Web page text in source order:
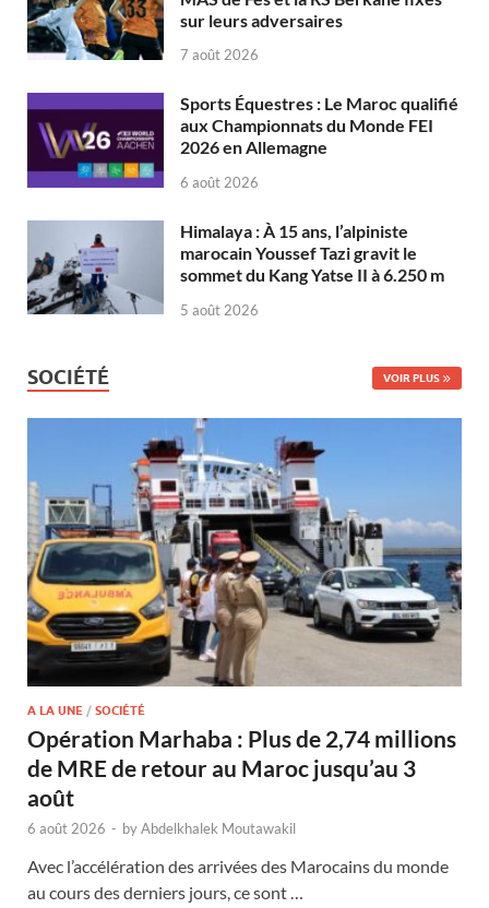
sur leurs adversaires
7 août 2026
Sports Équestres : Le Maroc qualifié
aux Championnats du Monde FEI
2026 en Allemagne
6 août 2026
Himalaya : À 15 ans, l’alpiniste
marocain Youssef Tazi gravit le
sommet du Kang Yatse II à 6.250 m
5 août 2026
SOCIÉTÉ VOIR PLUS
A LA UNE / SOCIÉTÉ
Opération Marhaba : Plus de 2,74 millions
de MRE de retour au Maroc jusqu’au 3
août
6 août 2026 - byAbdelkhalek Moutawakil
Avec l’accélération des arrivées des Marocains du monde
au cours des derniers jours, ce sont …